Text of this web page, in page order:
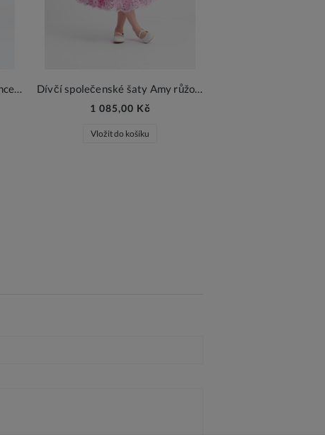
Dívčí společenské šaty Provence růžová Dívčí společenské šaty Amy růžová
1 085,00 Kč
Vložit do košíku